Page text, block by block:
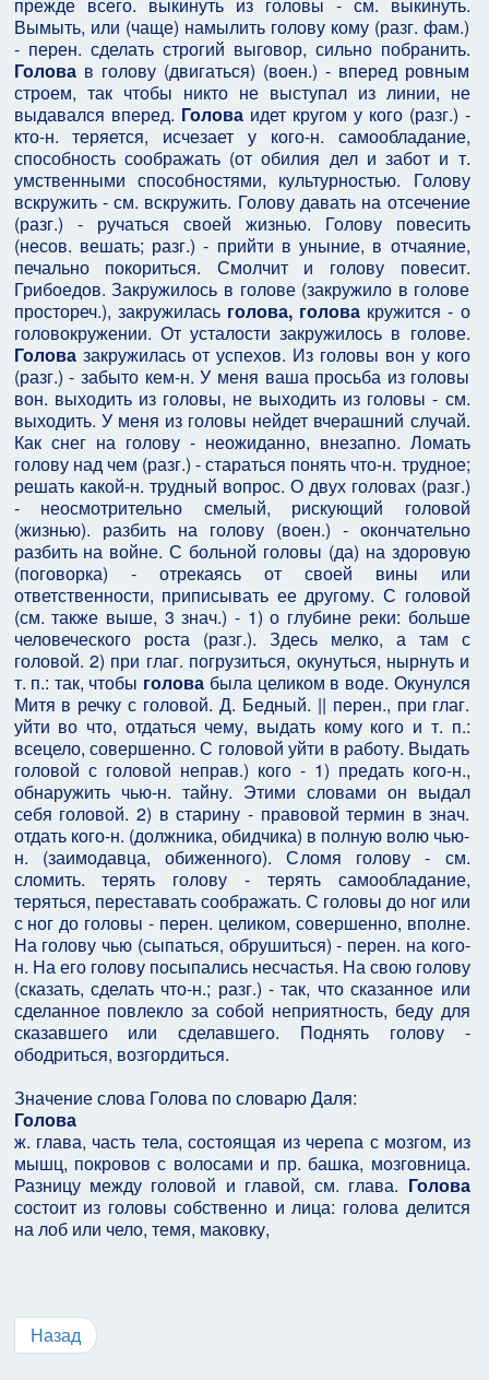
Вымыть, или (чаще) намылить голову кому (разг. фам.)
- перен. сделать строгий выговор, сильно побранить.
Головав голову (двигаться) (воен.) - вперед ровным
строем, так чтобы никто не выступал из линии, не
выдавался вперед. Головаидет кругом у кого (разг.) -
кто-н. теряется, исчезает у кого-н. самообладание,
способность соображать (от обилия дел и забот и т.
умственными способностями, культурностью. Голову
вскружить - см. вскружить. Голову давать на отсечение
(разг.) - ручаться своей жизнью. Голову повесить
(несов. вешать; разг.) - прийти в уныние, в отчаяние,
печально покориться. Смолчит и голову повесит.
Грибоедов. Закружилось в голове (закружило в голове
простореч.), закружилась голова, голова кружится - о
головокружении. От усталости закружилось в голове.
Головазакружилась от успехов. Из головы вон у кого
(разг.) - забыто кем-н. У меня ваша просьба из головы
вон. выходить из головы, не выходить из головы - см.
выходить. У меня из головы нейдет вчерашний случай.
Как снег на голову - неожиданно, внезапно. Ломать
голову над чем (разг.) - стараться понять что-н. трудное;
решать какой-н. трудный вопрос. О двух головах (разг.)
- неосмотрительно смелый, рискующий головой
(жизнью). разбить на голову (воен.) - окончательно
разбить на войне. С больной головы (да) на здоровую
(поговорка) - отрекаясь от своей вины или
ответственности, приписывать ее другому. С головой
(см. также выше, 3 знач.) - 1) о глубине реки: больше
человеческого роста (разг.). Здесь мелко, а там с
головой. 2) при глаг. погрузиться, окунуться, нырнуть и
т. п.: так, чтобы голова была целиком в воде. Окунулся
Митя в речку с головой. Д. Бедный. || перен., при глаг.
уйти во что, отдаться чему, выдать кому кого и т. п.:
всецело, совершенно. С головой уйти в работу. Выдать
головой с головой неправ.) кого - 1) предать кого-н.,
обнаружить чью-н. тайну. Этими словами он выдал
себя головой. 2) в старину - правовой термин в знач.
отдать кого-н. (должника, обидчика) в полную волю чью-
н. (заимодавца, обиженного). Сломя голову - см.
сломить. терять голову - терять самообладание,
теряться, переставать соображать. С головы до ног или
с ног до головы - перен. целиком, совершенно, вполне.
На голову чью (сыпаться, обрушиться) - перен. на кого-
н. На его голову посыпались несчастья. На свою голову
(сказать, сделать что-н.; разг.) - так, что сказанное или
сделанное повлекло за собой неприятность, беду для
сказавшего или сделавшего. Поднять голову -
ободриться, возгордиться.
Значение слова Голова по словарю Даля:
Голова
ж. глава, часть тела, состоящая из черепа с мозгом, из
мышц, покровов с волосами и пр. башка, мозговница.
Разницу между головой и главой, см. глава. Голова
состоит из головы собственно и лица: голова делится
на лоб или чело, темя, маковку,
Назад